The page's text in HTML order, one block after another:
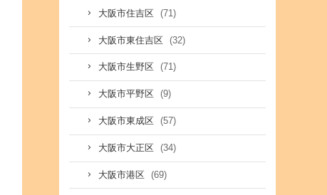
大阪市住吉区 (71)
大阪市東住吉区 (32)
大阪市生野区 (71)
大阪市平野区 (9)
大阪市東成区 (57)
大阪市大正区 (34)
大阪市港区 (69)